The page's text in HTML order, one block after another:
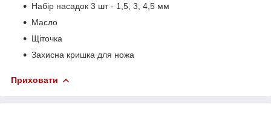
Набір насадок 3 шт - 1,5, 3, 4,5 мм
Масло
Щіточка
Захисна кришка для ножа
Приховати